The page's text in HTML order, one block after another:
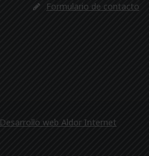
Formulario de contacto
Desarrollo web Aldor Internet